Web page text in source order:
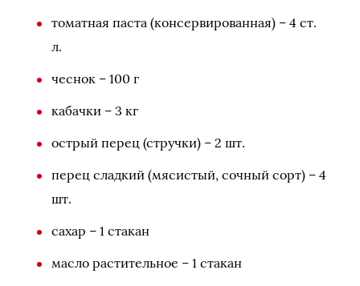
томатная паста (консервированная) – 4 ст.
л.
чеснок – 100 г
кабачки – 3 кг
острый перец (стручки) – 2 шт.
перец сладкий (мясистый, сочный сорт) – 4
шт.
сахар – 1 стакан
масло растительное – 1 стакан